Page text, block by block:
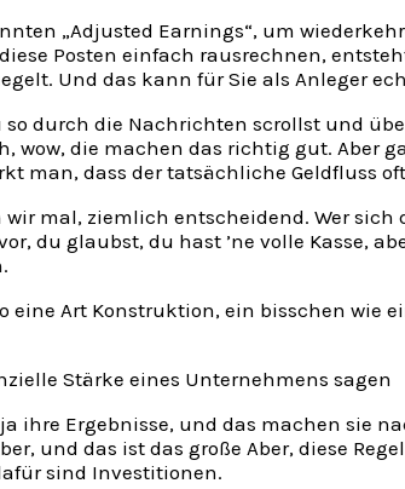
„Adjusted Earnings“, um
Posten einfach rausrechnen,
Und das kann für Sie als Anleger
durch die Nachrichten scrollst und
wow, die machen das richtig gut.
man, dass der tatsächliche Geldfluss
mal, ziemlich entscheidend. Wer
du glaubst, du hast ’ne volle Kasse,
eine Art Konstruktion, ein bisschen
Stärke eines Unternehmens sagen
Ergebnisse, und das machen sie
und das ist das große Aber, diese
sind Investitionen.